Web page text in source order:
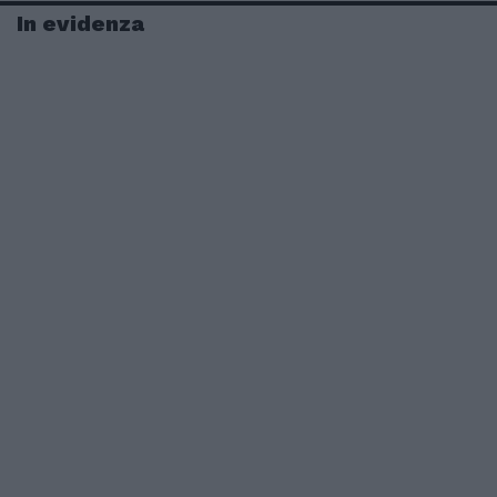
In evidenza